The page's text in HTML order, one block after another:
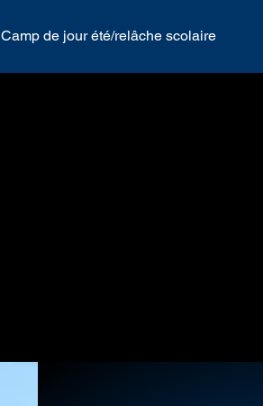
Camp de jour été/relâche scolaire